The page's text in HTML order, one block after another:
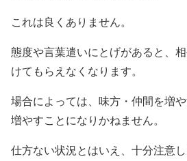
これは良くありません。
態度や言葉遣いにとげがあると、
けてもらえなくなります。
場合によっては、味方・仲間を増
増やすことになりかねません。
仕方ない状況とはいえ、十分注意し